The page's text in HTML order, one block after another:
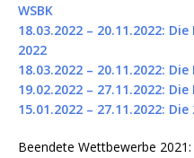
WSBK
18.03.2022 – 20.11.2022:
2022
18.03.2022 – 20.11.2022:
19.02.2022 – 27.11.2022:
15.01.2022 – 27.11.2022:
Beendete Wettbewerbe 2021: